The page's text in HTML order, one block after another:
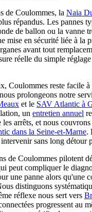
de Coulommes, la Naia
répandus. Les pannes
de ballon ou la vanne
mise en sécurité liée à la
avant tout
réelle du simple
Coulommes reste facile
prolongeons notre
et le SAV Atlantic à
un entretien annuel
les arrêts, et nous
dans la Seine-et-Marne.
sans long détour
de Coulommes pilotent
peut compliquer le
une panne alors qu'une
distinguons
réflexe nous sert vers
progressent au